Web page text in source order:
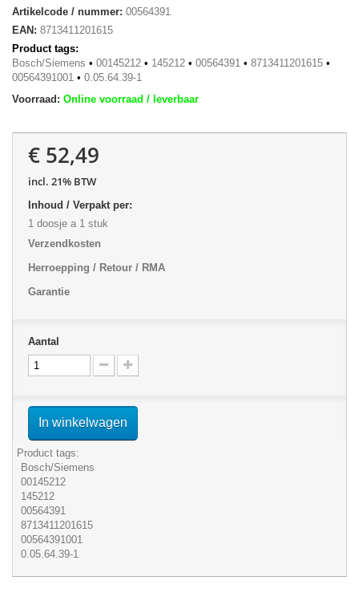
Artikelcode / nummer: 00564391
EAN: 8713411201615
Product tags:
Bosch/Siemens • 00145212 • 145212 • 00564391 • 8713411201615 •
00564391001 • 0.05.64.39-1
Voorraad: Online voorraad / leverbaar
€ 52,49
incl. 21% BTW
Inhoud / Verpakt per:
1 doosje a 1 stuk
Verzendkosten
Herroepping / Retour / RMA
Garantie
Aantal
In winkelwagen
Product tags:
Bosch/Siemens
00145212
145212
00564391
8713411201615
00564391001
0.05.64.39-1